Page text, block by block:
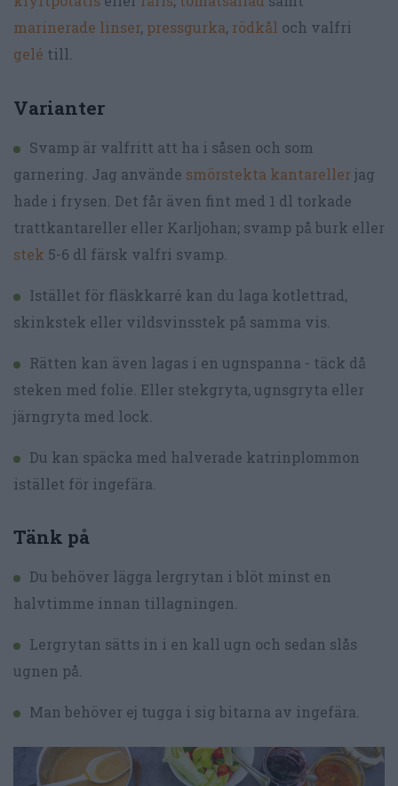
marinerade linser, pressgurka, rödkål och valfri
gelé till.
Varianter
Svamp är valfritt att ha i såsen och som
garnering. Jag använde smörstekta kantarellerjag
hade i frysen. Det får även fint med 1 dl torkade
trattkantareller eller Karljohan; svamp på burk eller
stek 5-6 dl färsk valfri svamp.
Istället för fläskkarré kan du laga kotlettrad,
skinkstek eller vildsvinsstek på samma vis.
Rätten kan även lagas i en ugnspanna - täck då
steken med folie. Eller stekgryta, ugnsgryta eller
järngryta med lock.
Du kan späcka med halverade katrinplommon
istället för ingefära.
Tänk på
Du behöver lägga lergrytan i blöt minst en
halvtimme innan tillagningen.
Lergrytan sätts in i en kall ugn och sedan slås
ugnen på.
Man behöver ej tugga i sig bitarna av ingefära.